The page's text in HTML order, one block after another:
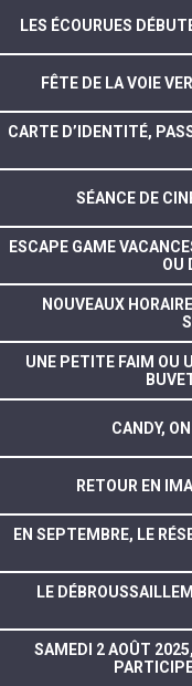
LES ÉCOURUES
FÊTE DE LA VOIE
CARTE D’IDENTITÉ,
SÉANCE DE
ESCAPE GAME
OU
NOUVEAUX
UNE PETITE FAIM OU
RETOUR EN
EN SEPTEMBRE, LE
LE
SAMEDI 2 AOÛT